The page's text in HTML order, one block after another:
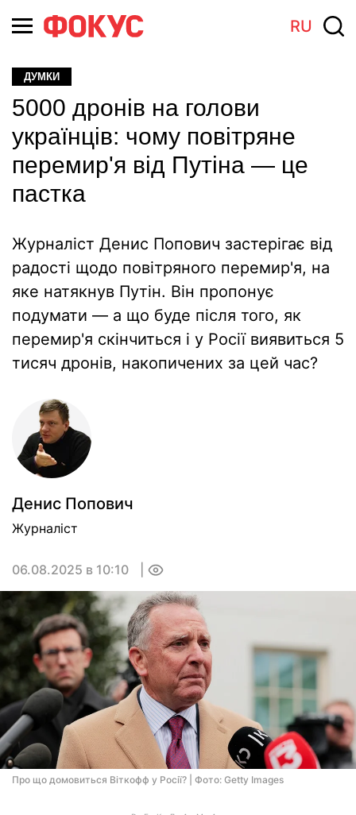
RU
ДУМКИ
5000 дронів на голови
українців: чому повітряне
перемир'я від Путіна — це
пастка
Журналіст Денис Попович застерігає від
радості щодо повітряного перемир'я, на
яке натякнув Путін. Він пропонує
подумати — а що буде після того, як
перемир'я скінчиться і у Росії виявиться 5
тисяч дронів, накопичених за цей час?
Денис Попович
Журналіст
06.08.2025 в 10:10
Про що домовиться Віткофф у Росії? | Фото: Getty Images